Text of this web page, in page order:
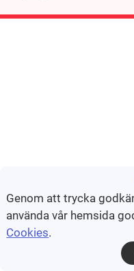
Genom att trycka
använda vår hemsida
Cookies.